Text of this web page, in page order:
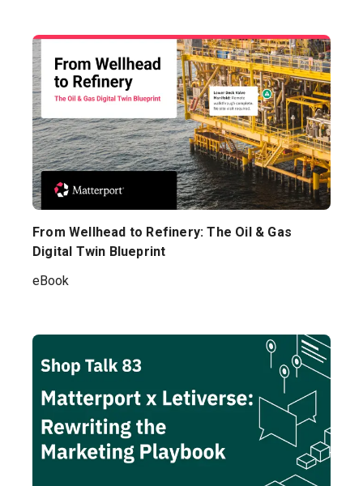
From Wellhead to Refinery: The Oil & Gas
Digital Twin Blueprint
eBook